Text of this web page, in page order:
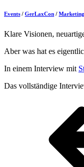
Events / GerLaxCon / Marketing
Klare Visionen,
Aber was hat es
In einem Interview mit
Das vollständige